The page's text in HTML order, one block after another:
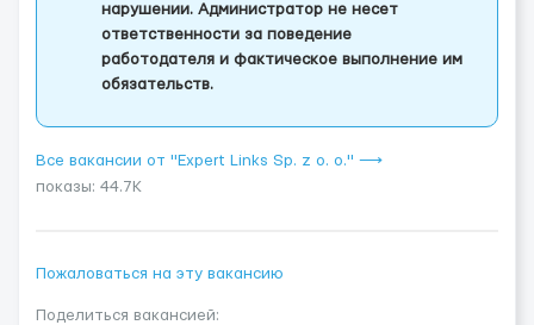
нарушении. Администратор не несет
ответственности за поведение
работодателя и фактическое выполнение им
обязательств.
Все вакансии от "Expert Links Sp. z o. o." ⟶
показы: 44.7K
Пожаловаться на эту вакансию
Поделиться вакансией: